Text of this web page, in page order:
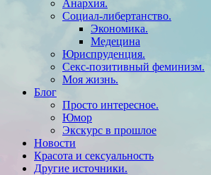
Анархия.
Социал-либертанство.
Экономика.
Медецина
Юриспруденция.
Секс-позитивный феминизм.
Моя жизнь.
Блог
Просто интересное.
Юмор
Экскурс в прошлое
Новости
Красота и сексуальность
Другие источники.